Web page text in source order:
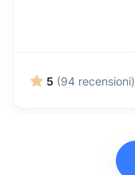
5 (94 recensioni)